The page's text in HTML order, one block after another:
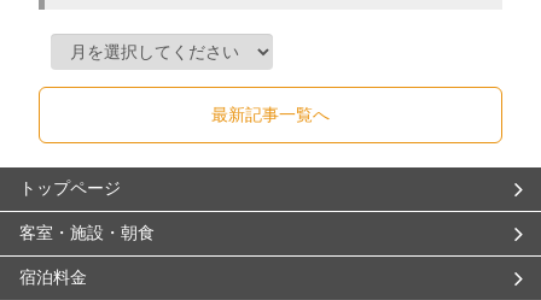
最新記事一覧へ
トップページ
客室・施設・朝食
宿泊料金